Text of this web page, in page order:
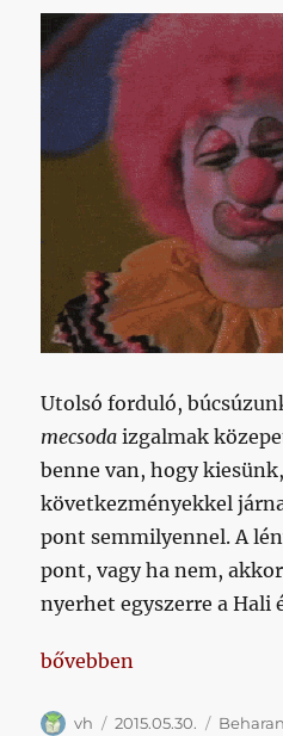
Utolsó forduló,
mecsoda izgalmak
benne van, hogy
következményekkel
pont semmilyennel. A
pont, vagy ha nem,
nyerhet egyszerre a Hali
„Valakit még érdekel
bővebben
Szerző
vh Közzétéve
2015.05.30.